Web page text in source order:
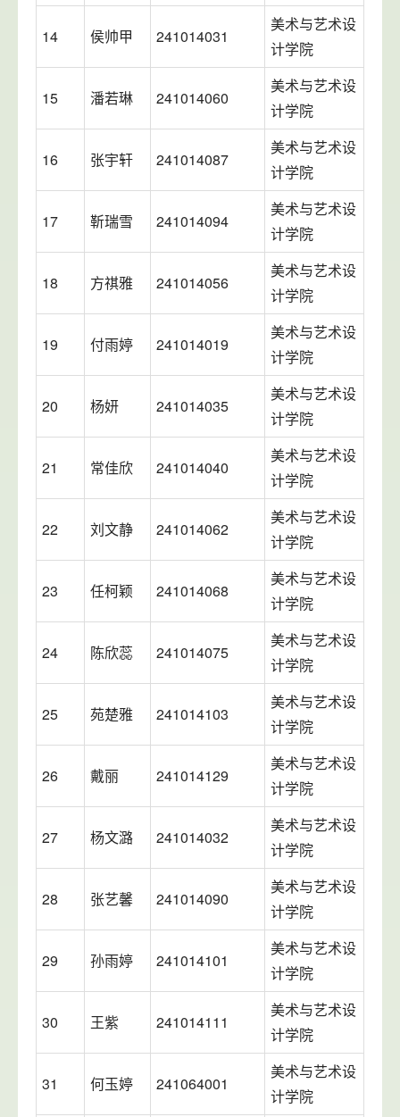
14 侯帅甲 241014031
美术与艺术设
计学院
15 潘若琳 241014060
美术与艺术设
计学院
16 张宇轩 241014087
美术与艺术设
计学院
17 靳瑞雪 241014094
美术与艺术设
计学院
18 方祺雅 241014056
美术与艺术设
计学院
19 付雨婷 241014019
美术与艺术设
计学院
20 杨妍 241014035
美术与艺术设
计学院
21 常佳欣 241014040
美术与艺术设
计学院
22 刘文静 241014062
美术与艺术设
计学院
23 任柯颖 241014068
美术与艺术设
计学院
24 陈欣蕊 241014075
美术与艺术设
计学院
25 苑楚雅 241014103
美术与艺术设
计学院
26 戴丽 241014129
美术与艺术设
计学院
27 杨文潞 241014032
美术与艺术设
计学院
28 张艺馨 241014090
美术与艺术设
计学院
29 孙雨婷 241014101
美术与艺术设
计学院
30 王紫 241014111
美术与艺术设
计学院
31 何玉婷 241064001
美术与艺术设
计学院